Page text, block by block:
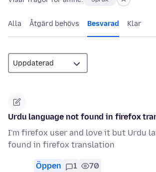
Alla Åtgärd behövs Besvarad Klar
Urdu language not found in firefox
I'm firefox user and love it but Urdu
found in firefox translation
Öppen 1 70